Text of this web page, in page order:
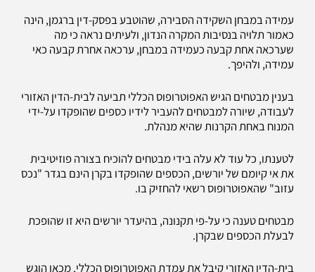
עמידה במבחן השקידה הסבירה, שהוטבע בפסק-דין ברגמן, הינה
כאמור תלויה בנסיבות המקרה הנדון, ולעיתים נראה כי מה
שערכאה אחת קבעה כעמידה במבחן, ערכאה אחרת קבעה כאי
עמידה, ולהיפך.
בענין מבטחים הגיש האפוטרופוס הכללי תביעה לבית-הדין האזורי
לעבודה, שיורה למבטחים להעביר לידיו כספים שהופקדו על-ידי
המנוח באחת הקרנות שהיא מנהלת.
לטענתו, כל עוד לא עלה בידי מבטחים להוכיח בצורה פוזיטיבית
את אי קיומם של יורשים, הכספים שהופקדו בקרן הינם בגדר "נכס
עזוב" שהאפוטרופוס רשאי להחזיק בו.
מבטחים טענה כי על-פי תקנונה, בהיעדר יורשים היא זו שהופכת
לבעלת הכספים שבקרן.
בית-הדין האזורי קיבל את עמדת האפוטרופוס הכללי, מכאן הוגש